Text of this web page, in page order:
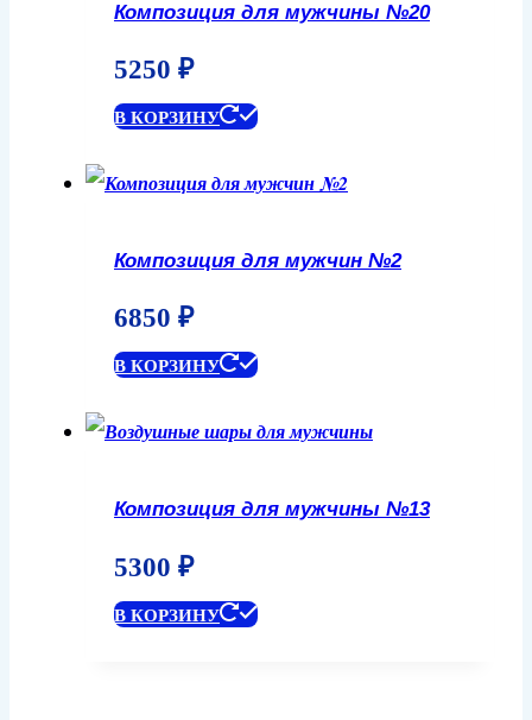
Композиция для мужчины №20
5250 ₽
В КОРЗИНУ
Композиция для мужчин №2
6850 ₽
В КОРЗИНУ
Композиция для мужчины №13
5300 ₽
В КОРЗИНУ